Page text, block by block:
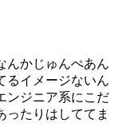
んかじゅんぺあん
るイメージないん
ンジニア系にこだ
ったりはしててま